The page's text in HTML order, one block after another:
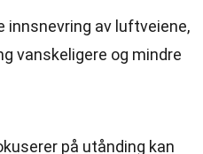
innsnevring av luftveiene,
vanskeligere og mindre
på utånding kan